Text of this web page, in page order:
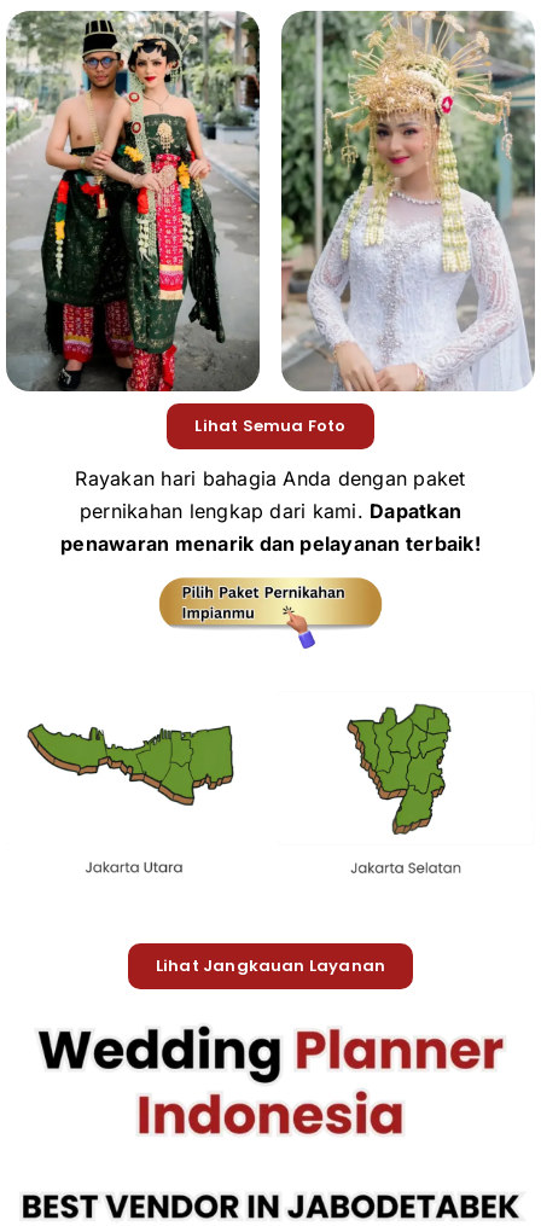
Lihat Semua Foto
Rayakan hari bahagia Anda dengan paket
pernikahan lengkap dari kami. Dapatkan
penawaran menarik dan pelayanan terbaik!
Lihat Jangkauan Layanan